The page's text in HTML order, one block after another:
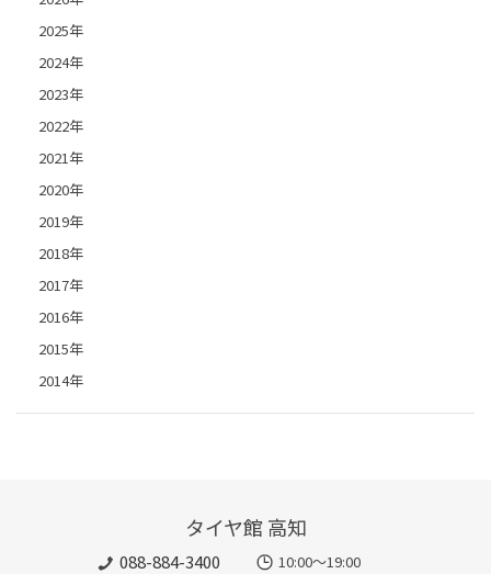
2025年
2024年
2023年
2022年
2021年
2020年
2019年
2018年
2017年
2016年
2015年
2014年
タイヤ館 高知
088-884-3400
10:00〜19:00